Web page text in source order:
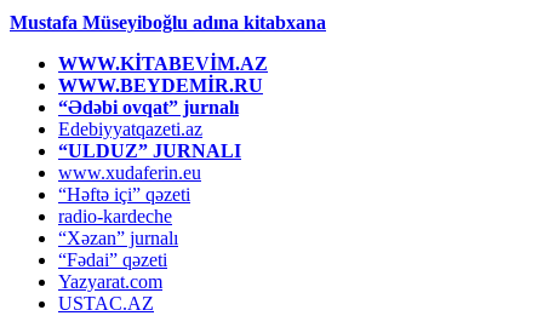
Mustafa Müseyiboğlu adına kitabxana
WWW.KİTABEVİM.AZ
WWW.BEYDEMİR.RU
“Ədəbi ovqat” jurnalı
Edebiyyatqazeti.az
“ULDUZ” JURNALI
www.xudaferin.eu
“Həftə içi” qəzeti
radio-kardeche
“Xəzan” jurnalı
“Fədai” qəzeti
Yazyarat.com
USTAC.AZ